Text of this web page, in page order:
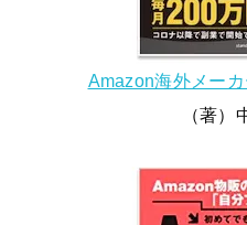
Amazon海外メー
（著）